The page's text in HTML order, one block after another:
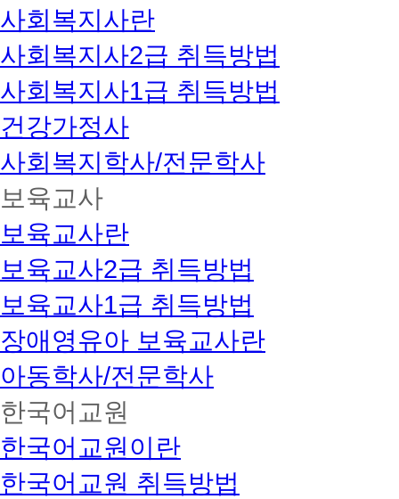
사회복지사란
사회복지사2급 취득방법
사회복지사1급 취득방법
건강가정사
사회복지학사/전문학사
보육교사
보육교사란
보육교사2급 취득방법
보육교사1급 취득방법
장애영유아 보육교사란
아동학사/전문학사
한국어교원
한국어교원이란
한국어교원 취득방법